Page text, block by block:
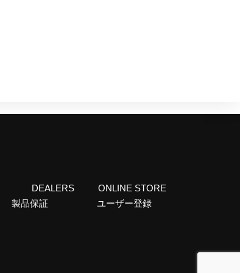
DEALERS
ONLINE STORE
製品保証 ユーザー登録